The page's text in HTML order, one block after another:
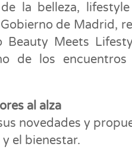
la belleza,
de Madrid,
Beauty Meets
de los encuentros
al alza
novedades y
el bienestar.